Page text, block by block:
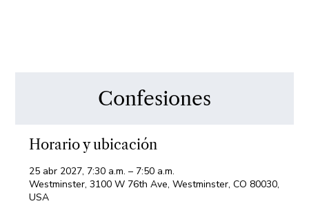
Confesiones
Horario y ubicación
25 abr 2027, 7:30 a.m. – 7:50 a.m.
Westminster, 3100 W 76th Ave, Westminster, CO 80030,
USA